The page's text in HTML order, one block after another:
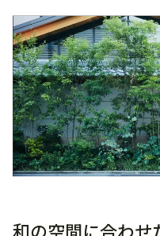
和の空間に合わせ